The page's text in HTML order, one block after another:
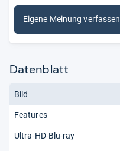
Eigene Meinung verfassen
Datenblatt
Features
Bild
Ultra-HD-Blu-ray